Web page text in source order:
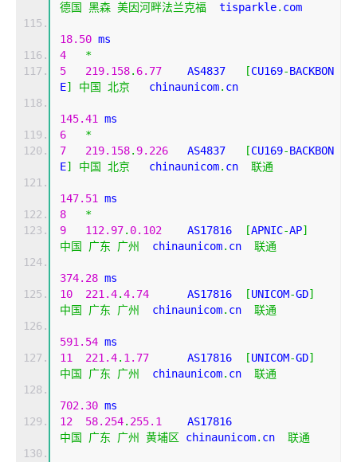
德国
黑森 美因河畔法兰克福
  tisparkle
. com
18.50 ms
4
*
5
219.158. 6.77
    AS4837
[CU169-BACKBON
E] 中国 北京
   chinaunicom
. cn
145.41 ms
6
*
7
219.158. 9.226
   AS4837
[CU169-BACKBON
E] 中国 北京
   chinaunicom
. cn 联通
147.51 ms
8
*
9
112.97. 0.102
    AS17816
[APNIC-AP]
中国
广东 广州
  chinaunicom
. cn 联通
374.28 ms
10
221.4.4.74
      AS17816
[UNICOM-GD]
中国
广东 广州
  chinaunicom
. cn 联通
591.54 ms
11
221.4. 1.77
      AS17816
[UNICOM-GD]
中国
广东 广州
  chinaunicom
. cn 联通
702.30 ms
12
58.254. 255.1
中国
广东 广州 黄埔区 chinaunicom. cn 联通